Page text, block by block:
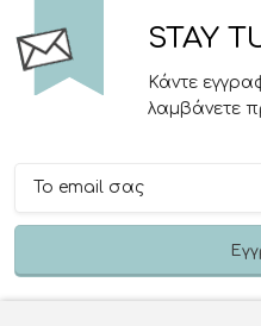
STAY
Κάντε
λαμβάνετε